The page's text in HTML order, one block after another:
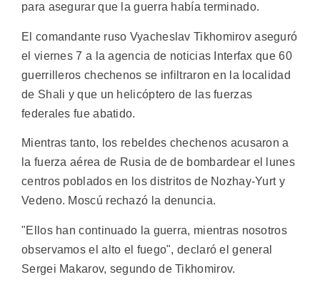
para asegurar que la guerra había terminado.
El comandante ruso Vyacheslav Tikhomirov aseguró
el viernes 7 a la agencia de noticias Interfax que 60
guerrilleros chechenos se infiltraron en la localidad
de Shali y que un helicóptero de las fuerzas
federales fue abatido.
Mientras tanto, los rebeldes chechenos acusaron a
la fuerza aérea de Rusia de de bombardear el lunes
centros poblados en los distritos de Nozhay-Yurt y
Vedeno. Moscú rechazó la denuncia.
"Ellos han continuado la guerra, mientras nosotros
observamos el alto el fuego", declaró el general
Sergei Makarov, segundo de Tikhomirov.